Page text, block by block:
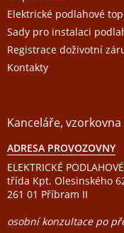
Elektrické podlahové
Sady pro instalaci
Registrace doživotní
Kontakty
Kanceláře, vzorkovna
ADRESA PROVOZOVNY
ELEKTRICKÉ
třída Kpt. Olesinského
261 01 Příbram II
osobní konzultace po